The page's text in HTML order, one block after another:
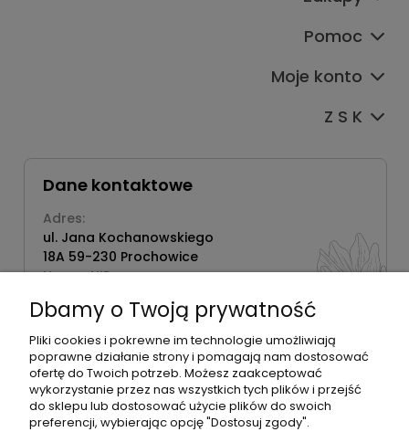
Pomoc
Moje konto
Z S K
Dane kontaktowe
Adres:
ul. Jana Kochanowskiego
18A 59-230 Prochowice
Numer NIP:
Telefon:
518358020
©2026 Wszelkie Prawa Zastrzeżone | Zrób Sobie Krem
Dbamy o Twoją prywatność
Pliki cookies i pokrewne im technologie umożliwiają
poprawne działanie strony i pomagają nam dostosować
ofertę do Twoich potrzeb. Możesz zaakceptować
wykorzystanie przez nas wszystkich tych plików i przejść
do sklepu lub dostosować użycie plików do swoich
preferencji, wybierając opcję "Dostosuj zgody".